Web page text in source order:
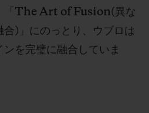
The Art of Fusion(異な
合) 」にのっとり、ウブロは
を完璧に融合していま